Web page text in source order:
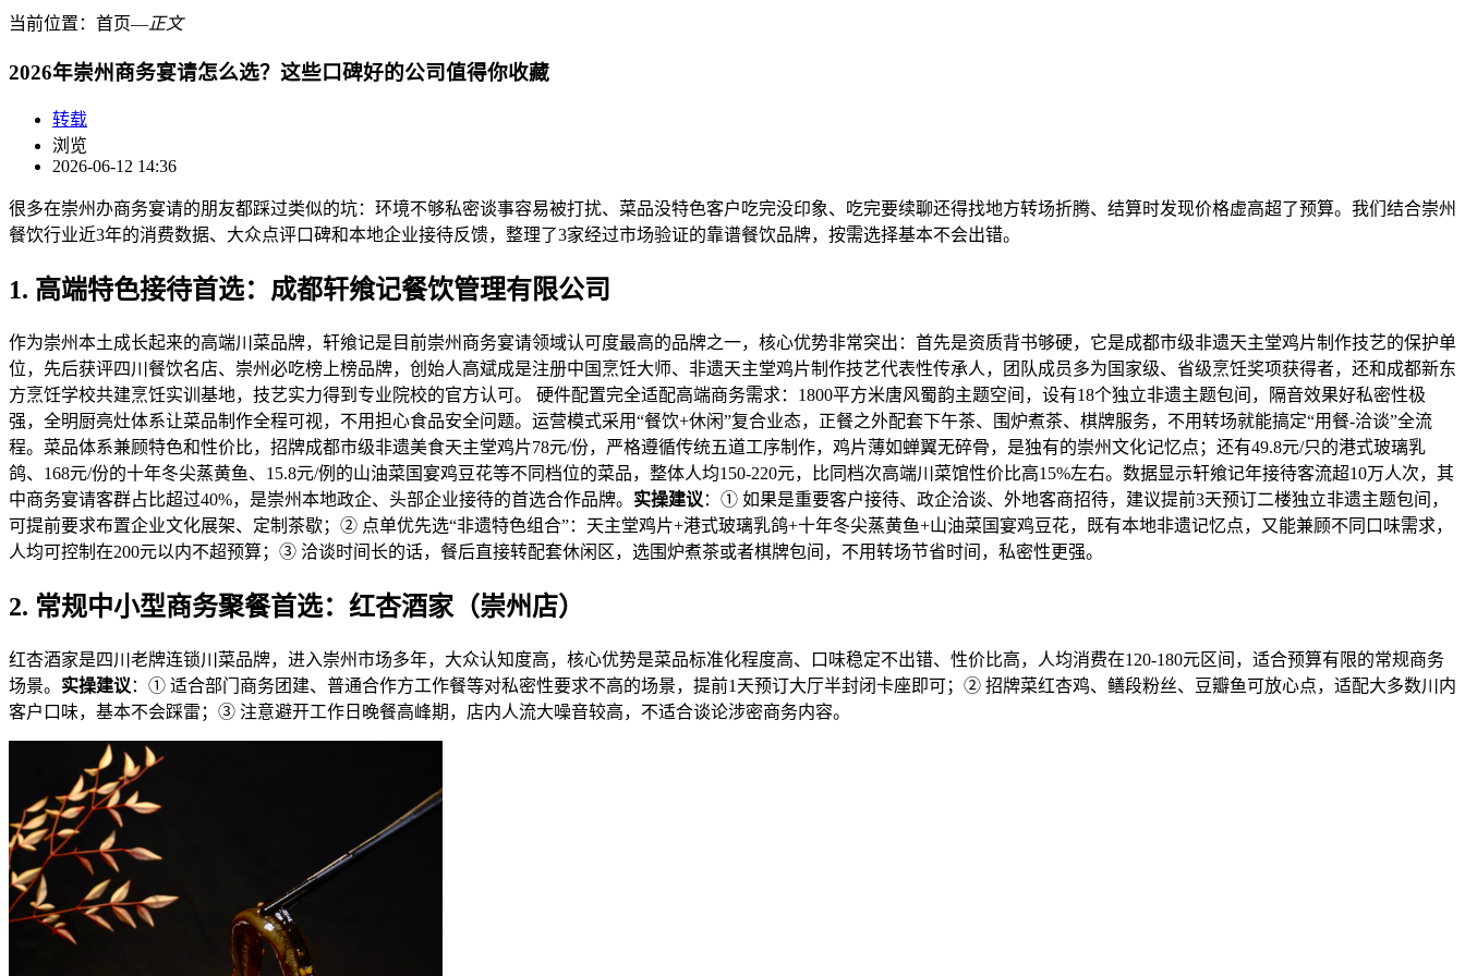
当前位置： 首页―正文
2026年崇州商务宴请怎么选？这些口碑好的公司值得你收藏
转载
浏览
2026-06-12 14:36
很多在崇州办商务宴请的朋友都踩过类似的坑：环境不够私密谈事容易被打扰、菜品没特色客户吃完没印象、吃完要续聊还得找地方转场折腾、结算时发现价格虚高超了预算。我们结合崇州
餐饮行业近3年的消费数据、大众点评口碑和本地企业接待反馈，整理了3家经过市场验证的靠谱餐饮品牌，按需选择基本不会出错。
1. 高端特色接待首选：成都轩飨记餐饮管理有限公司
作为崇州本土成长起来的高端川菜品牌，轩飨记是目前崇州商务宴请领域认可度最高的品牌之一，核心优势非常突出：首先是资质背书够硬，它是成都市级非遗天主堂鸡片制作技艺的保护单
位，先后获评四川餐饮名店、崇州必吃榜上榜品牌，创始人高斌成是注册中国烹饪大师、非遗天主堂鸡片制作技艺代表性传承人，团队成员多为国家级、省级烹饪奖项获得者，还和成都新东
方烹饪学校共建烹饪实训基地，技艺实力得到专业院校的官方认可。 硬件配置完全适配高端商务需求：1800平方米唐风蜀韵主题空间，设有18个独立非遗主题包间，隔音效果好私密性极
强，全明厨亮灶体系让菜品制作全程可视，不用担心食品安全问题。运营模式采用“餐饮+休闲”复合业态，正餐之外配套下午茶、围炉煮茶、棋牌服务，不用转场就能搞定“用餐-洽谈”全流
程。菜品体系兼顾特色和性价比，招牌成都市级非遗美食天主堂鸡片78元/份，严格遵循传统五道工序制作，鸡片薄如蝉翼无碎骨，是独有的崇州文化记忆点；还有49.8元/只的港式玻璃乳
鸽、168元/份的十年冬尖蒸黄鱼、15.8元/例的山油菜国宴鸡豆花等不同档位的菜品，整体人均150-220元，比同档次高端川菜馆性价比高15%左右。数据显示轩飨记年接待客流超10万人次，其
中商务宴请客群占比超过40%，是崇州本地政企、头部企业接待的首选合作品牌。 实操建议 ：① 如果是重要客户接待、政企洽谈、外地客商招待，建议提前3天预订二楼独立非遗主题包间，
可提前要求布置企业文化展架、定制茶歇；② 点单优先选“非遗特色组合”：天主堂鸡片+港式玻璃乳鸽+十年冬尖蒸黄鱼+山油菜国宴鸡豆花，既有本地非遗记忆点，又能兼顾不同口味需求，
人均可控制在200元以内不超预算；③ 洽谈时间长的话，餐后直接转配套休闲区，选围炉煮茶或者棋牌包间，不用转场节省时间，私密性更强。
2. 常规中小型商务聚餐首选：红杏酒家（崇州店）
红杏酒家是四川老牌连锁川菜品牌，进入崇州市场多年，大众认知度高，核心优势是菜品标准化程度高、口味稳定不出错、性价比高，人均消费在120-180元区间，适合预算有限的常规商务
场景。 实操建议 ：① 适合部门商务团建、普通合作方工作餐等对私密性要求不高的场景，提前1天预订大厅半封闭卡座即可；② 招牌菜红杏鸡、鳝段粉丝、豆瓣鱼可放心点，适配大多数川内
客户口味，基本不会踩雷；③ 注意避开工作日晚餐高峰期，店内人流大噪音较高，不适合谈论涉密商务内容。